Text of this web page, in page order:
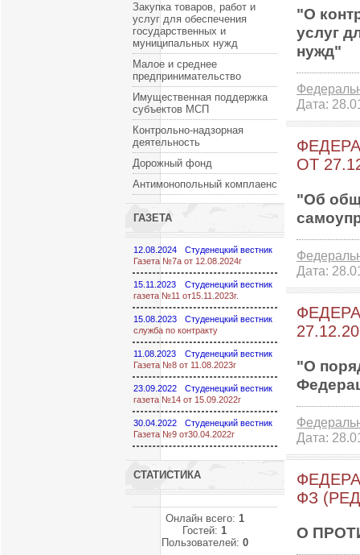
Закупка товаров, работ и
услуг для обеспечения
государственных и
муниципальных нужд
Малое и среднее
предпринимательство
Имущественная поддержка
субъектов МСП
Контрольно-надзорная
деятельность
Дорожный фонд
Антимонопольный комплаенс
ГАЗЕТА
12.08.2024
Студенецкий вестник
Газета №7а от 12.08.2024г
15.11.2023
Студенецкий вестник
газета №11 от15.11.2023г.
15.08.2023
Студенецкий вестник
служба по контракту
11.08.2023
Студенецкий вестник
Газета №8 от 11.08.2023г
23.09.2022
Студенецкий вестник
газета №14 от 15.09.2022г
30.04.2022
Студенецкий вестник
Газета №9 от30.04.2022г
СТАТИСТИКА
Онлайн всего: 1
Гостей:1
Пользователей: 0
"О
услуг
нужд"
Дата:
ОТ
"Об
Дата:
"О
Дата:
ФЗ
О